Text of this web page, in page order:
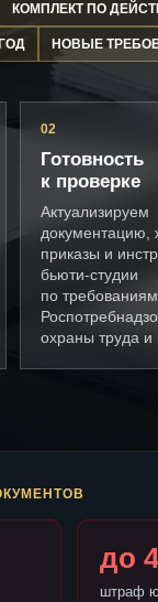
КОМПЛЕКТ ПО
НОВЫЕ
02
Готовность
к проверке
Актуализируем
документацию,
приказы и
бьюти-студии
по требованиям
охраны труда и
до
штраф